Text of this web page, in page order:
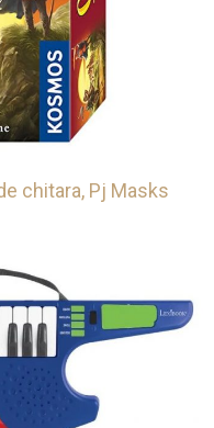
chitara, Pj Masks